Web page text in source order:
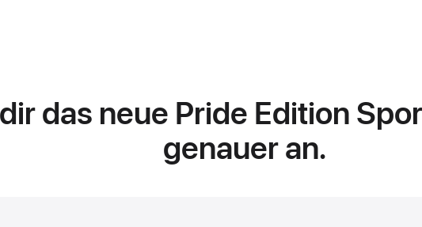
das neue Pride Edition
genauer an.